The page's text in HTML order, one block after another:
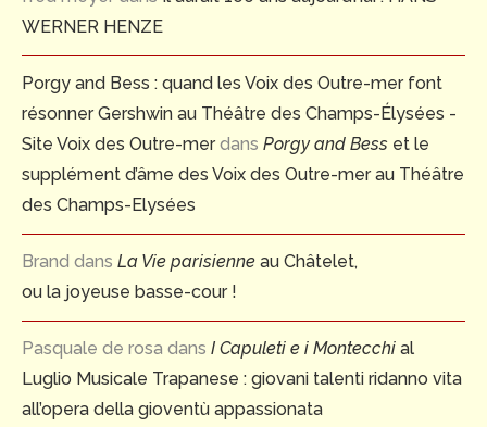
WERNER HENZE
Porgy and Bess : quand les Voix des Outre-mer font
résonner Gershwin au Théâtre des Champs-Élysées -
Site Voix des Outre-merdans Porgy and Bess et le
supplément d’âme des Voix des Outre-mer au Théâtre
des Champs-Elysées
Brand dans La Vie parisienne au Châtelet,
ou la joyeuse basse-cour !
Pasquale de rosa dans I Capuleti e i Montecchi al
Luglio Musicale Trapanese : giovani talenti ridanno vita
all’opera della gioventù appassionata